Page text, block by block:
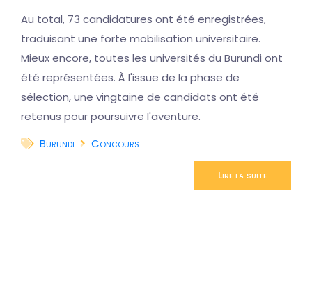
Au total, 73 candidatures ont été enregistrées,
traduisant une forte mobilisation universitaire.
Mieux encore, toutes les universités du Burundi ont
été représentées. À l'issue de la phase de
sélection, une vingtaine de candidats ont été
retenus pour poursuivre l'aventure.
Burundi
Concours
Lire la suite